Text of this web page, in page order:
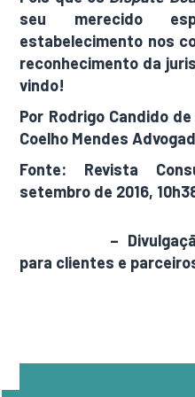
seu merecido
estabelecimento nos
reconhecimento da
vindo!
Por Rodrigo Candido
Coelho Mendes
Fonte: Revista
setembro de 2016,
–
para clientes e